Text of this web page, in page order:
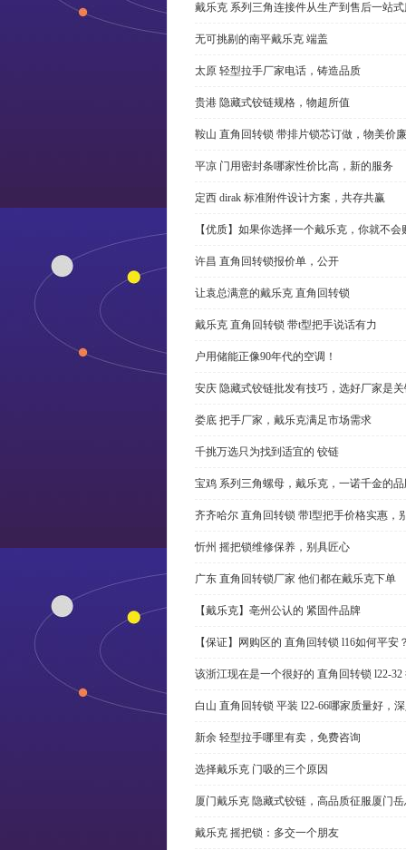
戴乐克 系列三角连接件从生产到售后一站
无可挑剔的南平戴乐克 端盖
太原 轻型拉手厂家电话，铸造品质
贵港 隐藏式铰链规格，物超所值
鞍山 直角回转锁 带排片锁芯订做，物美价廉
平凉 门用密封条哪家性价比高，新的服务
定西 dirak 标准附件设计方案，共存共赢
【优质】如果你选择一个戴乐克，你就不
许昌 直角回转锁报价单，公开
让袁总满意的戴乐克 直角回转锁
戴乐克 直角回转锁 带t型把手说话有力
户用储能正像90年代的空调！
安庆 隐藏式铰链批发有技巧，选好厂家是
娄底 把手厂家，戴乐克满足市场需求
千挑万选只为找到适宜的 铰链
宝鸡 系列三角螺母，戴乐克，一诺千金的
齐齐哈尔 直角回转锁 带l型把手价格实惠，
忻州 摇把锁维修保养，别具匠心
广东 直角回转锁厂家 他们都在戴乐克下单
【戴乐克】亳州公认的 紧固件品牌
【保证】网购区的 直角回转锁 l16如何平安
该浙江现在是一个很好的 直角回转锁 l22-
白山 直角回转锁 平装 l22-66哪家质量好，
新余 轻型拉手哪里有卖，免费咨询
选择戴乐克 门吸的三个原因
厦门戴乐克 隐藏式铰链，高品质征服厦门
戴乐克 摇把锁：多交一个朋友